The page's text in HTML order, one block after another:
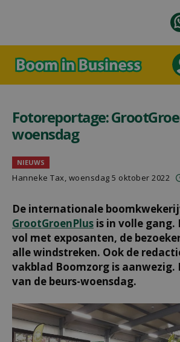
Fotoreportage:
woensdag
NIEUWS
Hanneke Tax, woensdag 5 oktober 2022
De internationale
GrootGroenPlus is in volle gang.
vol met exposanten, de
alle windstreken. Ook de
vakblad Boomzorg is aanwezig.
van de beurs-woensdag.